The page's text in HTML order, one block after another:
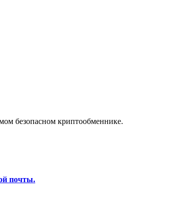
безопасном криптообменнике.
почты.